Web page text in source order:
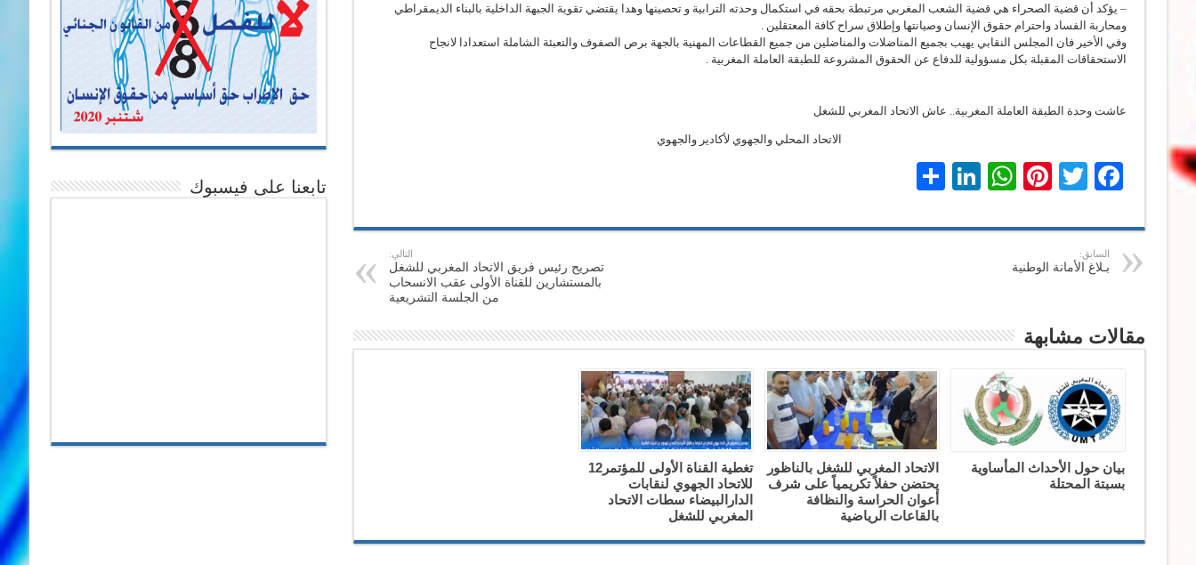
– يؤكد أن قضية الصحراء هي قضية الشعب المغربي مرتبطة بحقه في استكمال وحدته الترابية و تحصينها وهدا يقتضي تقوية الجبهة الداخلية بالبناء الديمقراطي
ومحاربة الفساد واحترام حقوق الإنسان وصيانتها وإطلاق سراح كافة المعتقلين .
وفي الأخير فان المجلس النقابي يهيب بجميع المناضلات والمناضلين من جميع القطاعات المهنية بالجهة برص الصفوف والتعبئة الشاملة استعدادا لانجاح
الاستحقاقات المقبلة بكل مسؤولية للدفاع عن الحقوق المشروعة للطبقة العاملة المغربية .
عاشت وحدة الطبقة العاملة المغربية.. عاش الاتحاد المغربي للشغل
الاتحاد المحلي والجهوي لأكادير والجهوي
Facebook
Twitter
Pinterest
WhatsApp
LinkedIn
السابق:
بـلاغ الأمانة الوطنية
التالي:
تصريح رئيس فريق الاتحاد المغربي للشغل
بالمستشارين للقناة الأولى عقب الانسحاب
من الجلسة التشريعية
مقالات مشابهة
بيان حول الأحداث المأساوية
بسبتة المحتلة
الاتحاد المغربي للشغل بالناظور
يحتضن حفلاً تكريمياً على شرف
أعوان الحراسة والنظافة
بالقاعات الرياضية
تغطية القناة الأولى للمؤتمر12
للاتحاد الجهوي لنقابات
الدارالبيضاء سطات الاتحاد
المغربي للشغل
تابعنا على فيسبوك